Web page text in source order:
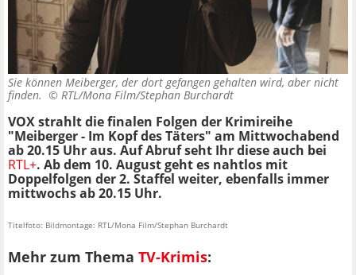
Sie können Meiberger, der dort gefangen gehalten wird, aber nicht
finden. © RTL/Mona Film/Stephan Burchardt
VOX strahlt die finalen Folgen der Krimireihe
"Meiberger - Im Kopf des Täters" am Mittwochabend
ab 20.15 Uhr aus. Auf Abruf seht Ihr diese auch bei
RTL+. Ab dem 10. August geht es nahtlos mit
Doppelfolgen der 2. Staffel weiter, ebenfalls immer
mittwochs ab 20.15 Uhr.
Titelfoto: Bildmontage: RTL/Mona Film/Stephan Burchardt
Mehr zum Thema TV-Krimis: